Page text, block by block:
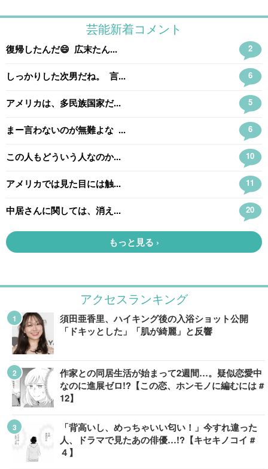
アクセスランキング
須田亜香里、ハイキング後の入浴ショット公開
「ドキッとした」「肌が綺麗」と反響
作家との同居生活が始まって2週間…。疑似恋愛中
なのに進展ゼロ!?【この恋、ホンモノに編むには #
12】
「背高いし、めっちゃいい匂い！」今すれ違った
人、ドラマで見たあの俳優…!?【キセキノコイ #
４】